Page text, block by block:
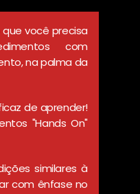
você precisa
com
na palma da
de aprender!
"Hands On"
similares à
com ênfase no